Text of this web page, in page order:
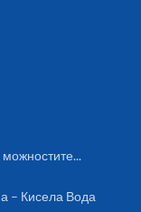
– Кисела Вода